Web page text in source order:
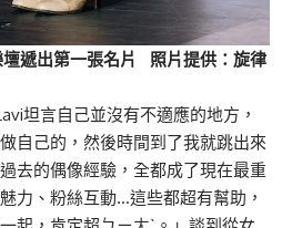
遞出第一張名片 照片提供：旋律
坦言自己並沒有不適應的地方，
自己的，然後時間到了我就跳出來
去的偶像經驗，全都成了現在最重
力、粉絲互動…這些都超有幫助，